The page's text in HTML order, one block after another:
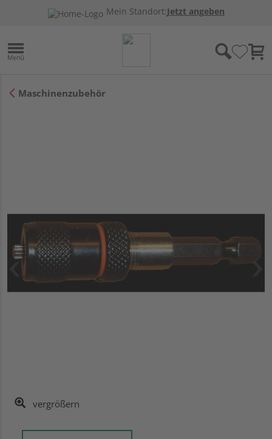
Mein Standort:Jetzt angeben
Maschinenzubehör
vergrößern